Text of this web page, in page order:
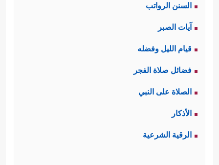
السنن الرواتب
آيات الصبر
قيام الليل وفضله
فضائل صلاة الفجر
الصلاة على النبي
الأذكار
الرقية الشرعية